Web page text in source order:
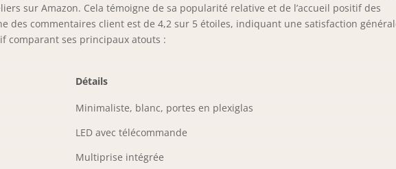
sur Amazon. Cela témoigne de sa popularité relative et de l’accueil positif des
des commentaires client est de 4,2 sur 5 étoiles, indiquant une satisfaction
comparant ses principaux atouts :
Détails
Minimaliste, blanc, portes en plexiglas
LED avec télécommande
Multiprise intégrée